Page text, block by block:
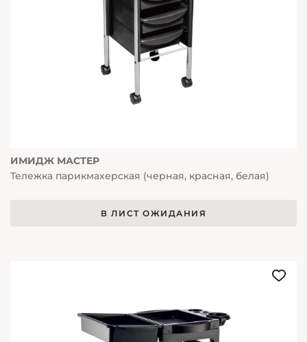
ИМИДЖ МАСТЕР
Тележка парикмахерская (черная, красная, белая)
В ЛИСТ ОЖИДАНИЯ